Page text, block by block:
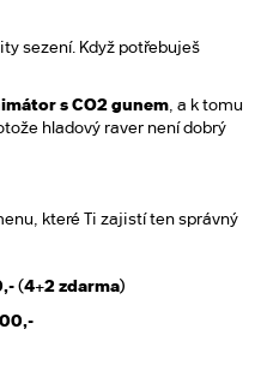
sezení. Když potřebuješ
s CO2 gunem , a k tomu
hladový raver není dobrý
které Ti zajistí ten správný
(4+2 zdarma)